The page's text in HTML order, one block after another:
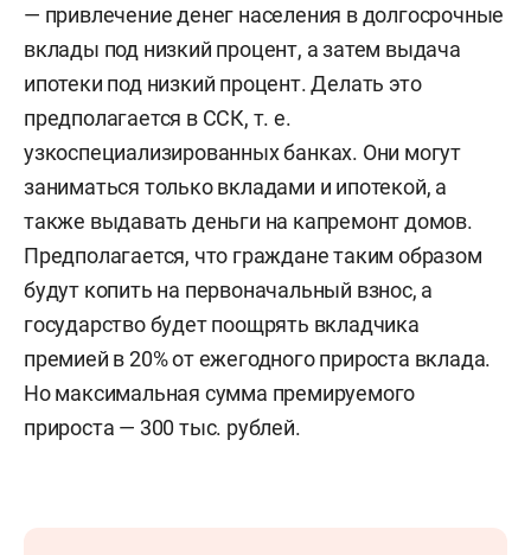
— привлечение денег населения в долгосрочные
вклады под низкий процент, а затем выдача
ипотеки под низкий процент. Делать это
предполагается в ССК, т. е.
узкоспециализированных банках. Они могут
заниматься только вкладами и ипотекой, а
также выдавать деньги на капремонт домов.
Предполагается, что граждане таким образом
будут копить на первоначальный взнос, а
государство будет поощрять вкладчика
премией в 20% от ежегодного прироста вклада.
Но максимальная сумма премируемого
прироста — 300 тыс. рублей.